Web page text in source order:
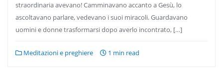
straordinaria avevano! Camminavano accanto a Gesù, lo
ascoltavano parlare, vedevano i suoi miracoli. Guardavano
uomini e donne trasformarsi dopo averlo incontrato, […]
Meditazioni e preghiere 1 min read